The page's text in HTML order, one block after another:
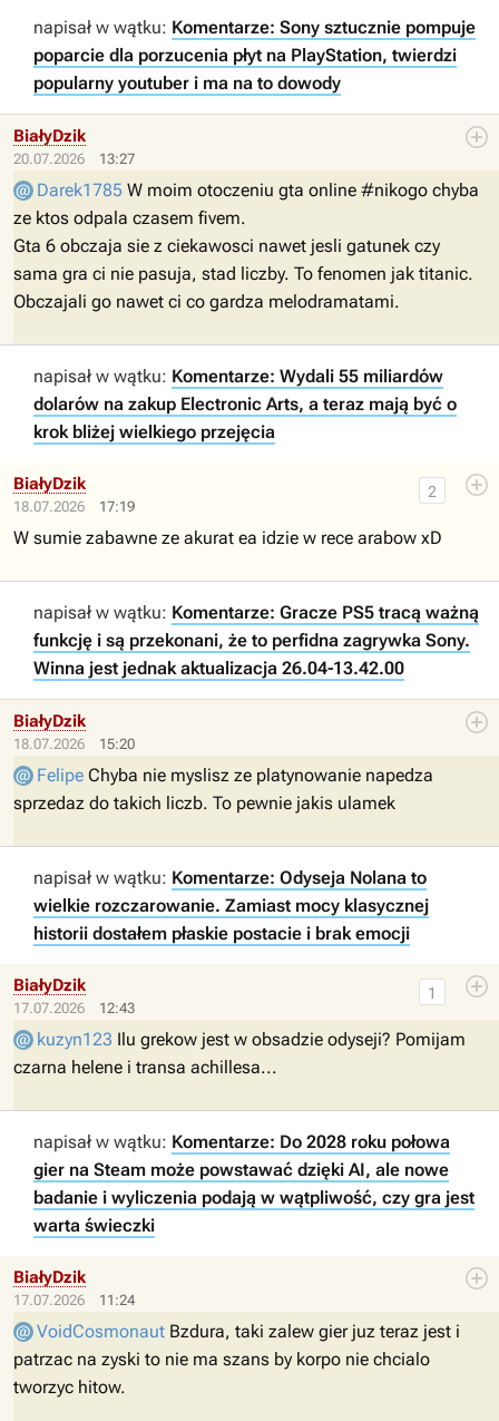
napisał w wątku: Komentarze: Sony sztucznie pompuje
poparcie dla porzucenia płyt na PlayStation, twierdzi
popularny youtuber i ma na to dowody
20.07.2026 13:27
BiałyDzik
Darek1785 W moim otoczeniu gta online #nikogo chyba
ze ktos odpala czasem fivem.
Gta 6 obczaja sie z ciekawosci nawet jesli gatunek czy
sama gra ci nie pasuja, stad liczby. To fenomen jak titanic.
Obczajali go nawet ci co gardza melodramatami.
napisał w wątku: Komentarze: Wydali 55 miliardów
dolarów na zakup Electronic Arts, a teraz mają być o
krok bliżej wielkiego przejęcia
18.07.2026 17:19
2
BiałyDzik
W sumie zabawne ze akurat ea idzie w rece arabow xD
napisał w wątku: Komentarze: Gracze PS5 tracą ważną
funkcję i są przekonani, że to perfidna zagrywka Sony.
Winna jest jednak aktualizacja 26.04-13.42.00
18.07.2026 15:20
BiałyDzik
Felipe Chyba nie myslisz ze platynowanie napedza
sprzedaz do takich liczb. To pewnie jakis ulamek
napisał w wątku: Komentarze: Odyseja Nolana to
wielkie rozczarowanie. Zamiast mocy klasycznej
historii dostałem płaskie postacie i brak emocji
17.07.2026 12:43
1
BiałyDzik
kuzyn123 Ilu grekow jest w obsadzie odyseji? Pomijam
czarna helene i transa achillesa...
napisał w wątku: Komentarze: Do 2028 roku połowa
gier na Steam może powstawać dzięki AI, ale nowe
badanie i wyliczenia podają w wątpliwość, czy gra jest
warta świeczki
17.07.2026 11:24
BiałyDzik
VoidCosmonaut Bzdura, taki zalew gier juz teraz jest i
patrzac na zyski to nie ma szans by korpo nie chcialo
tworzyc hitow.